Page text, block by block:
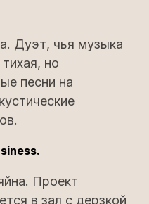
Дуэт, чья музыка
но
песни на
Проект
в зал с дерзкой